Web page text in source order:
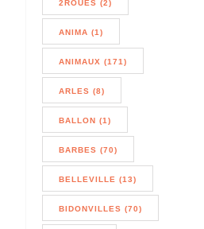
2ROUES (2)
ANIMA (1)
ANIMAUX (171)
ARLES (8)
BALLON (1)
BARBES (70)
BELLEVILLE (13)
BIDONVILLES (70)